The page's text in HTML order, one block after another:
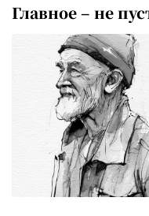
Главное – не